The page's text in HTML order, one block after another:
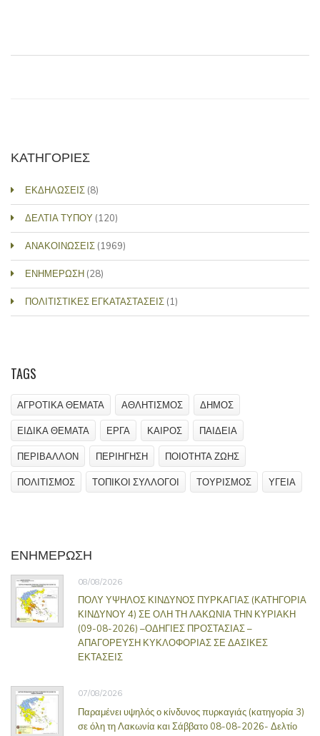
ΚΑΤΗΓΟΡΙΕΣ
ΕΚΔΗΛΩΣΕΙΣ (8)
ΔΕΛΤΙΑ ΤΥΠΟΥ (120)
ΑΝΑΚΟΙΝΩΣΕΙΣ (1969)
ΕΝΗΜΕΡΩΣΗ (28)
ΠΟΛΙΤΙΣΤΙΚΕΣ ΕΓΚΑΤΑΣΤΑΣΕΙΣ (1)
TAGS
ΑΓΡΟΤΙΚΑ ΘΕΜΑΤΑ ΑΘΛΗΤΙΣΜΟΣ ΔΗΜΟΣ
ΕΙΔΙΚΑ ΘΕΜΑΤΑ ΕΡΓΑ ΚΑΙΡΟΣ ΠΑΙΔΕΙΑ
ΠΕΡΙΒΑΛΛΟΝ ΠΕΡΙΗΓΗΣΗ ΠΟΙΟΤΗΤΑ ΖΩΗΣ
ΠΟΛΙΤΙΣΜΟΣ ΤΟΠΙΚΟΙ ΣΥΛΛΟΓΟΙ ΤΟΥΡΙΣΜΟΣ ΥΓΕΙΑ
ΕΝΗΜΕΡΩΣΗ
08/08/2026
ΠΟΛΥ ΥΨΗΛΟΣ ΚΙΝΔΥΝΟΣ ΠΥΡΚΑΓΙΑΣ (ΚΑΤΗΓΟΡΙΑ
ΚΙΝΔΥΝΟΥ 4) ΣΕ ΟΛΗ ΤΗ ΛΑΚΩΝΙΑ ΤΗΝ ΚΥΡΙΑΚΗ
(09-08-2026) –ΟΔΗΓΙΕΣ ΠΡΟΣΤΑΣΙΑΣ –
ΑΠΑΓΟΡΕΥΣΗ ΚΥΚΛΟΦΟΡΙΑΣ ΣΕ ΔΑΣΙΚΕΣ
ΕΚΤΑΣΕΙΣ
07/08/2026
Παραμένει υψηλός ο κίνδυνος πυρκαγιάς (κατηγορία 3)
σε όλη τη Λακωνία και Σάββατο 08-08-2026- Δελτίο